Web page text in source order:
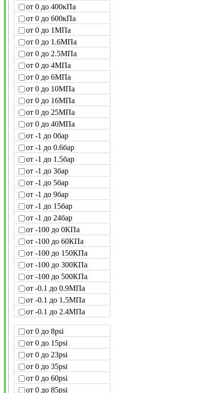
от 0 до 400кПа
от 0 до 600кПа
от 0 до 1МПа
от 0 до 1.6МПа
от 0 до 2.5МПа
от 0 до 4МПа
от 0 до 6МПа
от 0 до 10МПа
от 0 до 16МПа
от 0 до 25МПа
от 0 до 40МПа
от -1 до 0бар
от -1 до 0.6бар
от -1 до 1.5бар
от -1 до 3бар
от -1 до 5бар
от -1 до 9бар
от -1 до 15бар
от -1 до 24бар
от -100 до 0КПа
от -100 до 60КПа
от -100 до 150КПа
от -100 до 300КПа
от -100 до 500КПа
от -0.1 до 0.9МПа
от -0.1 до 1.5МПа
от -0.1 до 2.4МПа
от 0 до 8psi
от 0 до 15psi
от 0 до 23psi
от 0 до 35psi
от 0 до 60psi
от 0 до 85psi